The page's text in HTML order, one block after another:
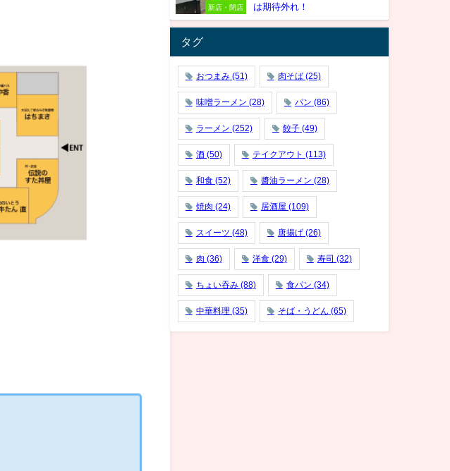
新店・閉店
は期待外れ！
タグ
おつまみ(51) 肉そば (25)
味噌ラーメン (28) パン (86)
ラーメン (252) 餃子(49)
酒 (50) テイクアウト (113)
和食(52) 醬油ラーメン (28)
焼肉 (24) 居酒屋 (109)
スイーツ (48) 唐揚げ (26)
肉 (36) 洋食(29) 寿司 (32)
ちょい吞み(88) 食パン (34)
中華料理 (35) そば・うどん (65)